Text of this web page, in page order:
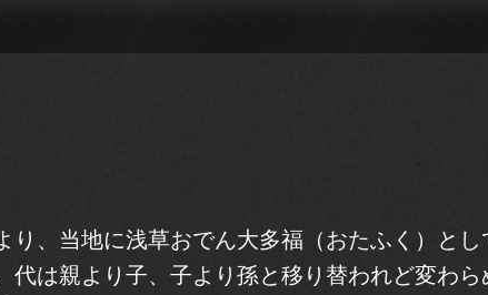
、当地に浅草おでん大多福（おたふく）とし
は親より子、子より孫と移り替われど変わら